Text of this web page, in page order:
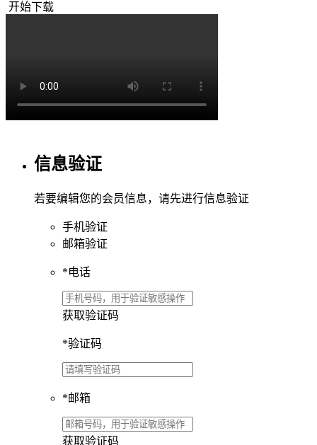
开始下载
信息验证
若要编辑您的会员信息，请先进行信息验证
手机验证
邮箱验证
*电话
获取验证码
*验证码
*邮箱
获取验证码